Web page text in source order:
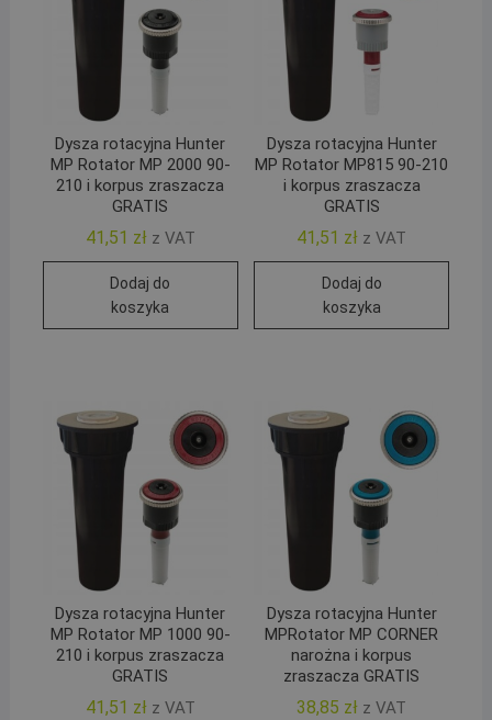
Dysza rotacyjna Hunter
MP Rotator MP 2000 90-
210 i korpus zraszacza
GRATIS
41,51 zł z VAT
Dodaj do
koszyka
Dysza rotacyjna Hunter
MP Rotator MP815 90-210
i korpus zraszacza
GRATIS
41,51 zł z VAT
Dodaj do
koszyka
Dysza rotacyjna Hunter
MP Rotator MP 1000 90-
210 i korpus zraszacza
GRATIS
41,51 zł z VAT
Dysza rotacyjna Hunter
MPRotator MP CORNER
narożna i korpus
zraszacza GRATIS
38,85 zł z VAT